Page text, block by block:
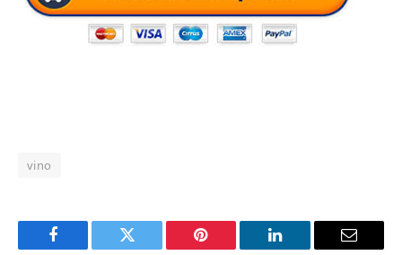
vino
Facebook Twitter Pinterest LinkedIn Email